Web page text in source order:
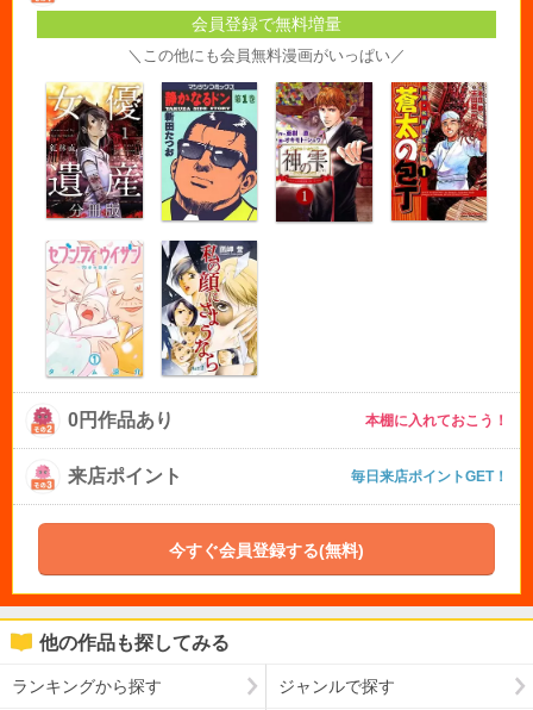
会員登録で無料増量
＼この他にも会員無料漫画がいっぱい／
0円作品あり 本棚に入れておこう！
来店ポイント 毎日来店ポイントGET！
今すぐ会員登録する(無料)
他の作品も探してみる
ランキングから探す ジャンルで探す